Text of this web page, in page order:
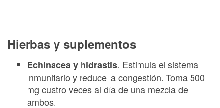
Hierbas y suplementos
Echinacea y hidrastis. Estimula el sistema
inmunitario y reduce la congestión. Toma 500
mg cuatro veces al día de una mezcla de
ambos.